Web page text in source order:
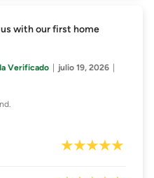
with our first home
Verificado
julio 19, 2026